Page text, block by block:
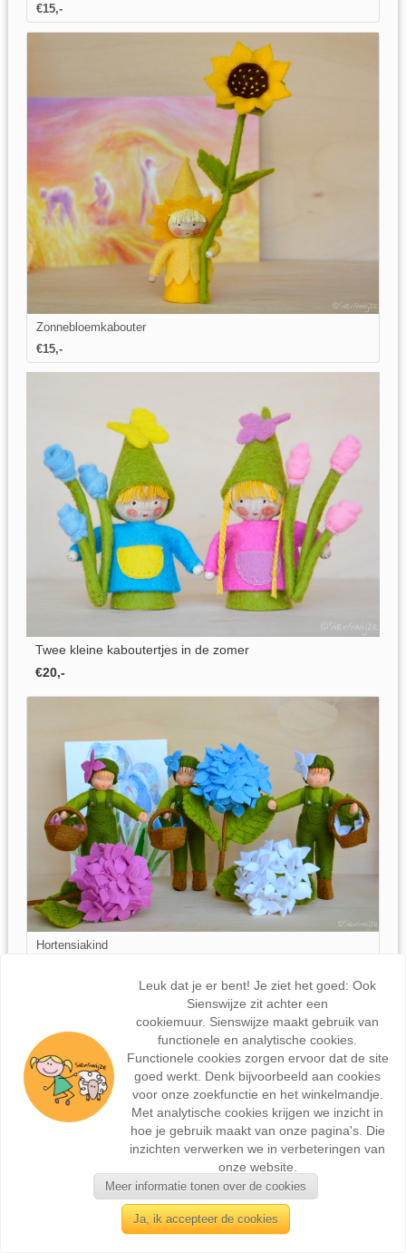
€15,-
Zonnebloemkabouter
€15,-
Twee kleine kaboutertjes in de zomer
€20,-
Hortensiakind
Leuk dat je er bent! Je ziet het goed: Ook
Sienswijze zit achter een
cookiemuur. Sienswijze maakt gebruik van
functionele en analytische cookies.
Functionele cookies zorgen ervoor dat de site
goed werkt. Denk bijvoorbeeld aan cookies
voor onze zoekfunctie en het winkelmandje.
Met analytische cookies krijgen we inzicht in
hoe je gebruik maakt van onze pagina's. Die
inzichten verwerken we in verbeteringen van
onze website.
Meer informatie tonen over de cookies
Ja, ik accepteer de cookies